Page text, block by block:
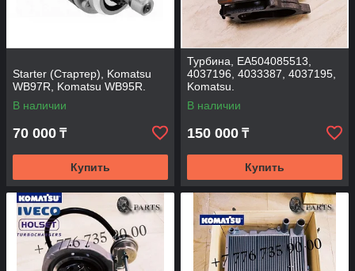
Starter (Стартер), Komatsu
WB97R, Komatsu WB95R.
В наличии
70 000 ₸
Купить
Турбина, EA504085513,
4037196, 4033387, 4037195,
Komatsu.
В наличии
150 000 ₸
Купить